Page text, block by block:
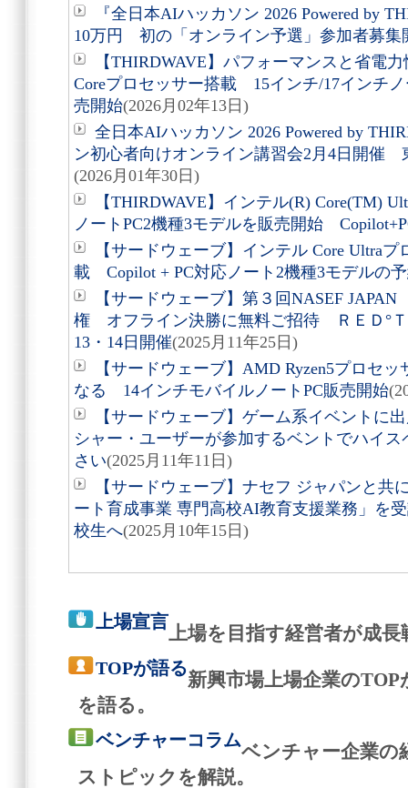
『全日本AIハッカソン 2026 Powered by
10万円 初の「オンライン予選」参加者募集
【THIRDWAVE】パフォーマンスと省電
Coreプロセッサー搭載 15インチ/17インチ
売開始(2026月02年13日)
全日本AIハッカソン 2026 Powered by
ン初心者向けオンライン講習会2月4日開催
(2026月01年30日)
【THIRDWAVE】インテル(R) Core(TM)
ノートPC2機種3モデルを販売開始
【サードウェーブ】インテル Core Ultra
載 Copilot + PC対応ノート2機種3モデルの
【サードウェーブ】第３回NASEF
権 オフライン決勝に無料ご招待 ＲＥＤ°
13・14日開催(2025月11年25日)
【サードウェーブ】AMD Ryzen5プロセ
なる 14インチモバイルノートPC販売開始
【サードウェーブ】ゲーム系イベント
シャー・ユーザーが参加するベントでハイ
さい(2025月11年11日)
【サードウェーブ】ナセフ ジャパンと共
ート育成事業 専門高校AI教育支援業務」を
校生へ(2025月10年15日)
上場宣言
上場を目指す経営者が成
TOPが語る
新興市場上場企業の
を語る。
ベンチャーコラム
ベンチャー企業の
ストピックを解説。